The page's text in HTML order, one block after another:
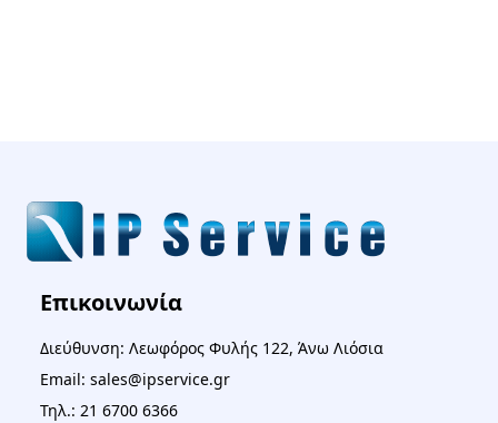
Επικοινωνία
Διεύθυνση: Λεωφόρος Φυλής 122, Άνω Λιόσια
Email: sales@ipservice.gr
Τηλ.: 21 6700 6366